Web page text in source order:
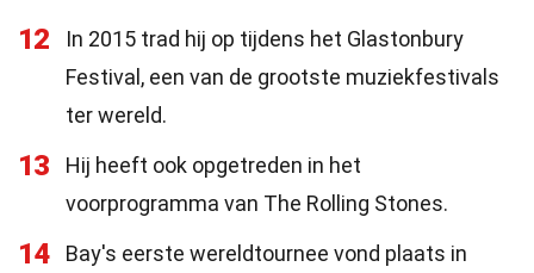
12
In 2015 trad hij op tijdens het Glastonbury
Festival, een van de grootste muziekfestivals
ter wereld.
13
Hij heeft ook opgetreden in het
voorprogramma van The Rolling Stones.
14
Bay's eerste wereldtournee vond plaats in